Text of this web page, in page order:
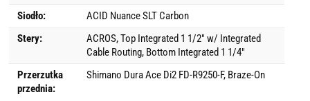
Siodło:
ACID Nuance SLT Carbon
Stery:
ACROS, Top Integrated 1 1/2" w/ Integrated
Cable Routing, Bottom Integrated 1 1/4"
Przerzutka
przednia:
Shimano Dura Ace Di2 FD-R9250-F, Braze-On